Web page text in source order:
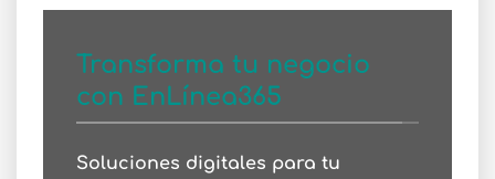
Transforma tu negocio
con EnLínea365
Soluciones digitales para tu